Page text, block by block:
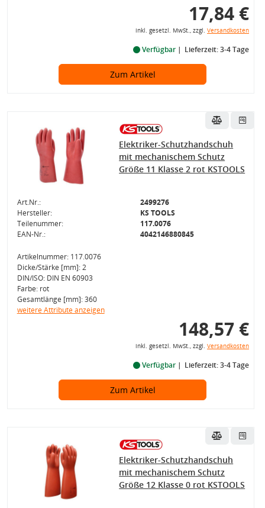
17,84 €
inkl. gesetzl. MwSt., zzgl. Versandkosten
Verfügbar Lieferzeit: 3-4 Tage
Zum Artikel
Elektriker-Schutzhandschuh
mit mechanischem Schutz
Größe 11 Klasse 2 rot KSTOOLS
Art.Nr.:
2499276
Hersteller:
KS TOOLS
Teilenummer:
117.0076
EAN-Nr.:
4042146880845
Artikelnummer: 117.0076
Dicke/Stärke [mm]: 2
DIN/ISO: DIN EN 60903
Farbe: rot
Gesamtlänge [mm]: 360
weitere Attribute anzeigen
148,57 €
inkl. gesetzl. MwSt., zzgl. Versandkosten
Verfügbar Lieferzeit: 3-4 Tage
Zum Artikel
Elektriker-Schutzhandschuh
mit mechanischem Schutz
Größe 12 Klasse 0 rot KSTOOLS